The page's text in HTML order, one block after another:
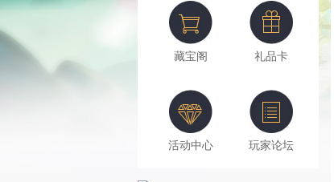
藏宝阁 礼品卡
活动中心 玩家论坛